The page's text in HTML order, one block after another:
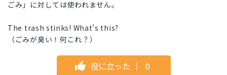
ごみ」に対しては使われません。
The trash stinks! What’s this?
（ごみが臭い！何これ？）
役に立った ｜ 0